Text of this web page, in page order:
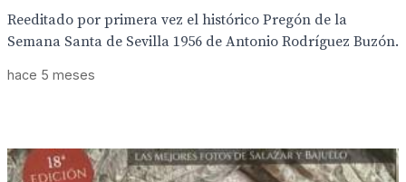
Reeditado por primera vez el histórico Pregón de la
Semana Santa de Sevilla 1956 de Antonio Rodríguez Buzón.
hace 5 meses